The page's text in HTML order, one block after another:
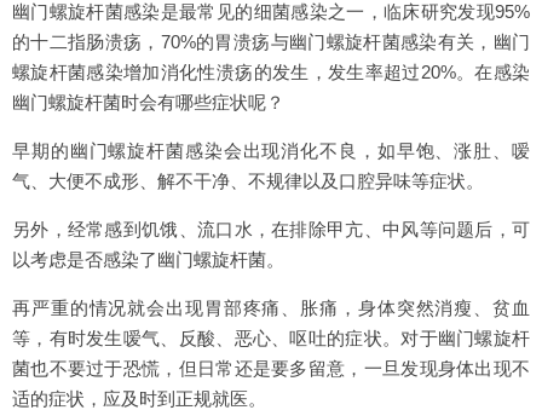
幽门螺旋杆菌感染是最常见的细菌感染之一，临床研究发现95%
的十二指肠溃疡，70%的胃溃疡与幽门螺旋杆菌感染有关，幽门
螺旋杆菌感染增加消化性溃疡的发生，发生率超过20%。在感染
幽门螺旋杆菌时会有哪些症状呢？
早期的幽门螺旋杆菌感染会出现消化不良，如早饱、涨肚、嗳
气、大便不成形、解不干净、不规律以及口腔异味等症状。
另外，经常感到饥饿、流口水，在排除甲亢、中风等问题后，可
以考虑是否感染了幽门螺旋杆菌。
再严重的情况就会出现胃部疼痛、胀痛，身体突然消瘦、贫血
等，有时发生嗳气、反酸、恶心、呕吐的症状。对于幽门螺旋杆
菌也不要过于恐慌，但日常还是要多留意，一旦发现身体出现不
适的症状，应及时到正规就医。